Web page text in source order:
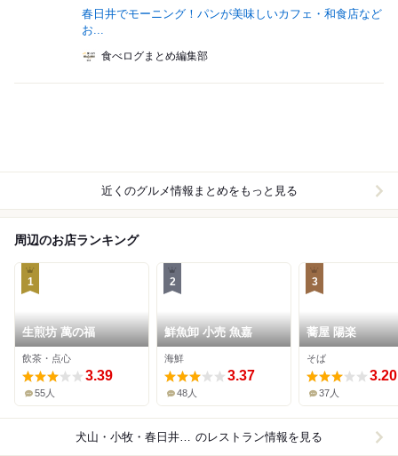
春日井でモーニング！パンが美味しいカフェ・和食店など
お...
食べログまとめ編集部
近くのグルメ情報まとめをもっと見る
周辺のお店ランキング
1
生煎坊 萬の福
飲茶・点心
3.39
55人
2
鮮魚卸 小売 魚嘉
海鮮
3.37
48人
3
蕎屋 陽楽
そば
3.20
37人
犬山・小牧・春日井周辺 のレストラン情報を見る